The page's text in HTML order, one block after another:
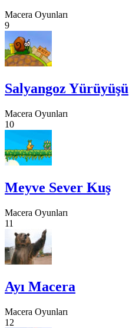
Macera Oyunları
9
Salyangoz Yürüyüşü
Macera Oyunları
10
Meyve Sever Kuş
Macera Oyunları
11
Ayı Macera
Macera Oyunları
12